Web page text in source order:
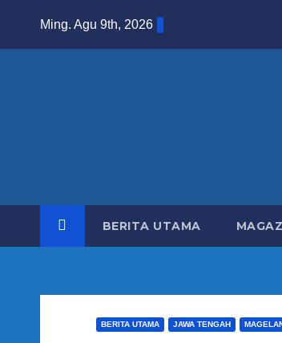
n
e
Ming. Agu 9th, 2026
BERITA UTAMA
BERITA UTAMA JAWA TENGAH